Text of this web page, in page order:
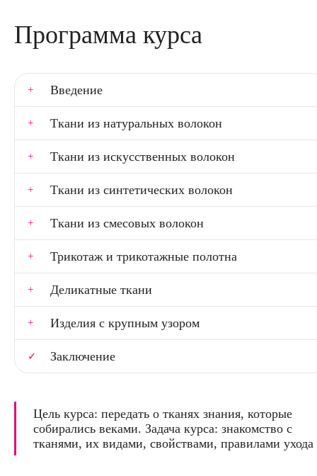
Программа курса
Введение
Ткани из натуральных волокон
Ткани из искусственных волокон
Ткани из синтетических волокон
Ткани из смесовых волокон
Трикотаж и трикотажные полотна
Деликатные ткани
Изделия с крупным узором
Заключение
Цель курса: передать о тканях знания, которые
собирались веками. Задача курса: знакомство с
тканями, их видами, свойствами, правилами ухода